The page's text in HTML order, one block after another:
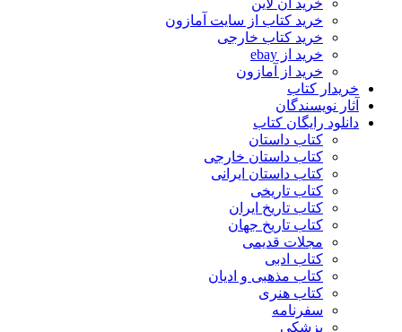
خرید آن لاین
خرید کتاب از سایت آمازون
خرید کتاب خارجی
خرید از ebay
خرید از آمازون
خریدار کتاب
آثار نویسندگان
دانلود رایگان کتاب
کتاب داستان
کتاب داستان خارجی
کتاب داستان ایرانی
کتاب تاریخی
کتاب تاریخ ایران
کتاب تاریخ جهان
مجلات قدیمی
کتاب ادبی
کتاب مذهبی و ادیان
کتاب هنری
سفرنامه
پزشکی